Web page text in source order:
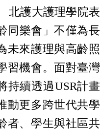
北護大護理學院表
同樂會」不僅為長
未來護理與高齡照
習機會。面對臺灣
持續透過USR計畫
動更多跨世代共學
者、學生與社區共